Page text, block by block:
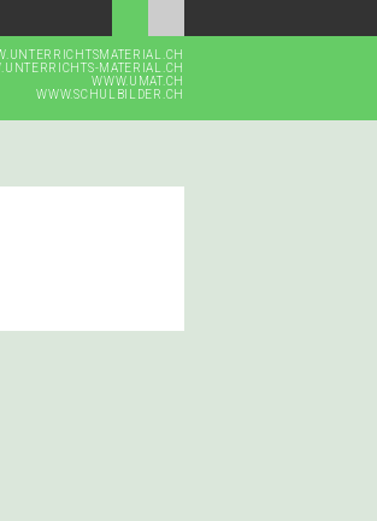
MATERIAL.CH
WWW.UMAT.CH
WWW.SCHULBILDER.CH